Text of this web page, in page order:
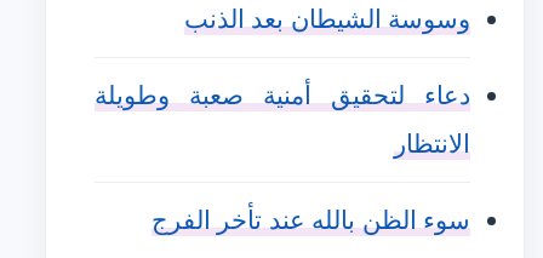
وسوسة الشيطان بعد الذنب
دعاء لتحقيق أمنية صعبة وطويلة
الانتظار
سوء الظن بالله عند تأخر الفرج